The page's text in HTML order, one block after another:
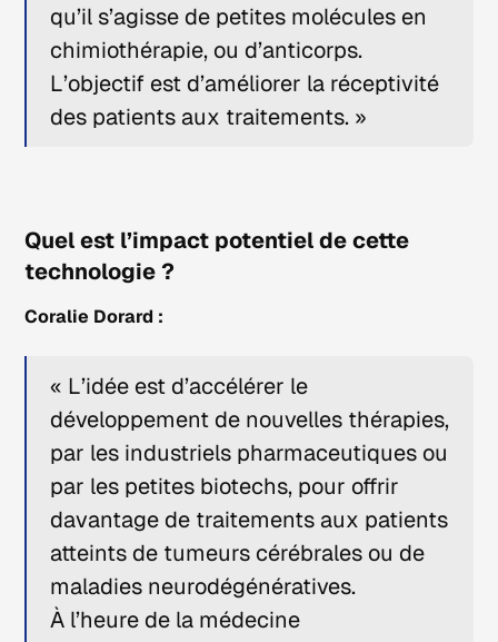
qu’il s’agisse de petites molécules en
chimiothérapie, ou d’anticorps.
L’objectif est d’améliorer la réceptivité
des patients aux traitements. »
Quel est l’impact potentiel de cette
technologie ?
Coralie Dorard :
« L’idée est d’accélérer le
développement de nouvelles thérapies,
par les industriels pharmaceutiques ou
par les petites biotechs, pour offrir
davantage de traitements aux patients
atteints de tumeurs cérébrales ou de
maladies neurodégénératives.
À l’heure de la médecine